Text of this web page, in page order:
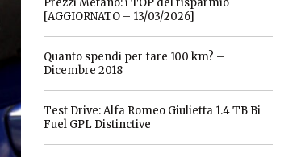
Prezzi Metano: i TOP del risparmio
[AGGIORNATO – 13/03/2026]
Quanto spendi per fare 100 km? –
Dicembre 2018
Test Drive: Alfa Romeo Giulietta 1.4 TB Bi
Fuel GPL Distinctive